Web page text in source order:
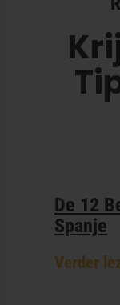
De 12
Spanje
Verder